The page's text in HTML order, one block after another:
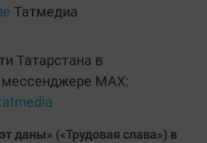
Татмедиа
Татарстана в
MАХ:
даны» («Трудовая слава») в